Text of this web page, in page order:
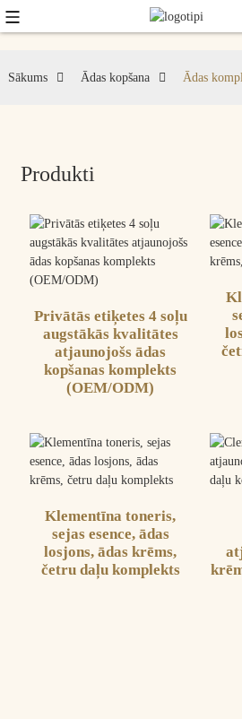
+86
Sākums Ādas kopšana Ādas
Produkti
Privātās etiķetes 4 soļu
augstākās kvalitātes
atjaunojošs ādas
kopšanas komplekts
(OEM/ODM)
Klementīna toneris,
sejas esence, ādas
losjons, ādas krēms,
četru daļu komplekts